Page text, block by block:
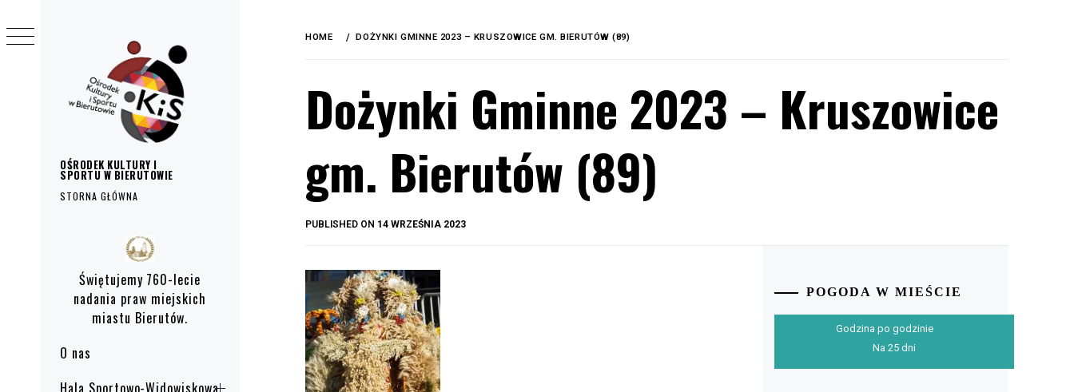
OŚRODEK KULTURY I
SPORTU W BIERUTOWIE
STORNA GŁÓWNA
Świętujemy 760-lecie
nadania praw miejskich
miastu Bierutów.
O nas
Hala Sportowo-Widowiskowa
HOME DOŻYNKI GMINNE 2023 – KRUSZOWICE GM. BIERUTÓW (89)
Dożynki Gminne 2023 – Kruszowice
gm. Bierutów (89)
PUBLISHED ON 14 WRZEŚNIA 2023
POGODA W MIEŚCIE
Godzina po godzinie
Na 25 dni